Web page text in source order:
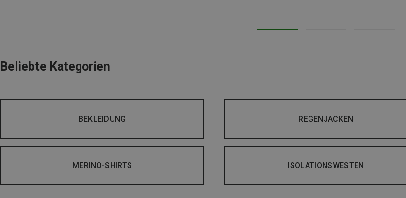
Beliebte Kategorien
BEKLEIDUNG REGENJACKEN
MERINO-SHIRTS ISOLATIONSWESTEN